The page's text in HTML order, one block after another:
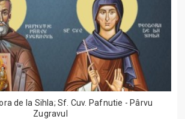
de la Sihla; Sf. Cuv. Pafnutie - Pârvu
Zugravul